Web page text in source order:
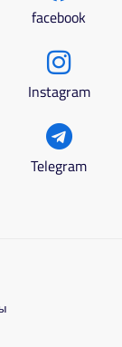
facebook
Instagram
Telegram